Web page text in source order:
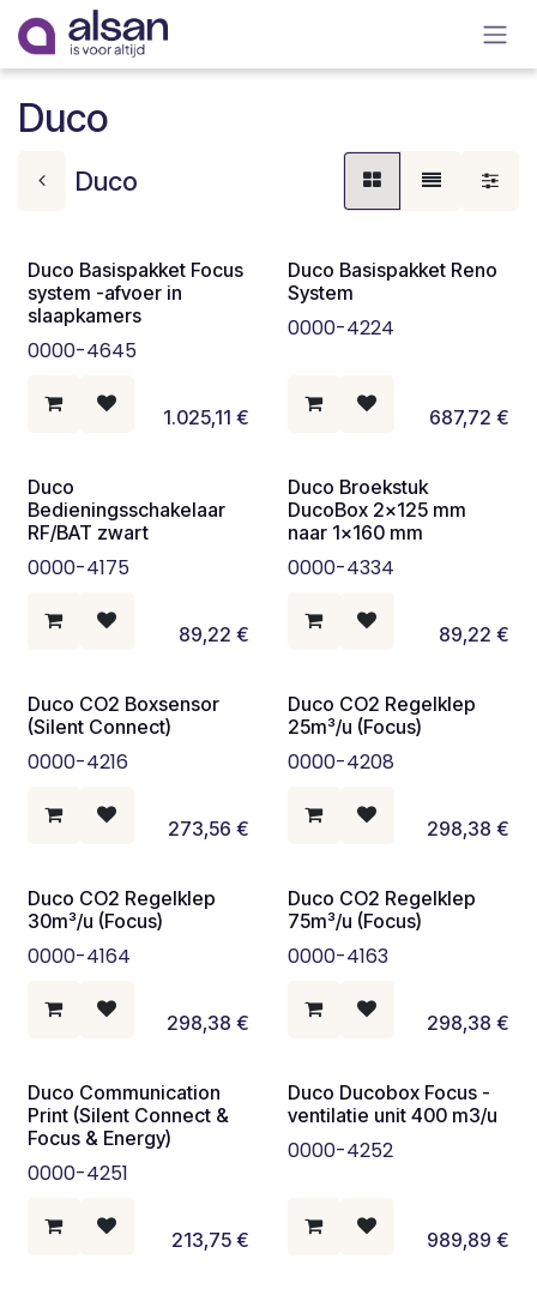
Overslaan naar inhoud
Duco
Duco
Duco Basispakket Focus
system -afvoer in
slaapkamers
0000-4645
1.025,11 €
Duco Basispakket Reno
System
0000-4224
687,72 €
Duco
Bedieningsschakelaar
RF/BAT zwart
0000-4175
89,22 €
Duco Broekstuk
DucoBox 2x125 mm
naar 1x160 mm
0000-4334
89,22 €
Duco CO2 Boxsensor
(Silent Connect)
0000-4216
273,56 €
Duco CO2 Regelklep
25m³/u (Focus)
0000-4208
298,38 €
Duco CO2 Regelklep
30m³/u (Focus)
0000-4164
298,38 €
Duco CO2 Regelklep
75m³/u (Focus)
0000-4163
298,38 €
Duco Communication
Print (Silent Connect &
Focus & Energy)
0000-4251
213,75€
Duco Ducobox Focus -
ventilatie unit 400 m3/u
0000-4252
989,89 €